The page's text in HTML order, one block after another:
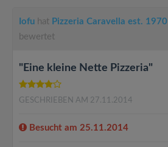
Iofu hat Pizzeria Caravella est. 1970
bewertet
"Eine kleine Nette Pizzeria"
GESCHRIEBEN AM 27.11.2014
Besucht am 25.11.2014